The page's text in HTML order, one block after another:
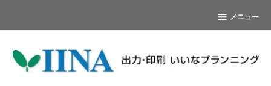
メニュー